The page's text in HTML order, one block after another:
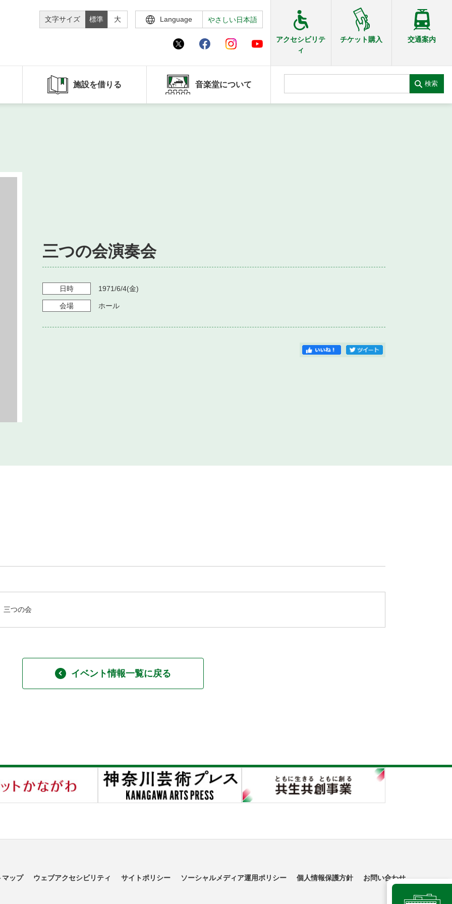
文字サイズ 標準 大 Language やさしい日本語
アクセシビリテ
ィ
チケット購入 交通案内
施設を借りる 音楽堂について 検索
三つの会演奏会
日時 1971/6/4(金)
会場 ホール
三つの会
イベント情報一覧に戻る
マップ ウェブアクセシビリティ サイトポリシー ソーシャルメディア運用ポリシー 個人情報保護方針 お問い合わせ